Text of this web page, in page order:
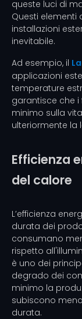
queste luci di
Questi elementi
installazioni
inevitabile.
Ad esempio, il
applicazioni
temperature
garantisce che
minimo sulla
ulteriormente la
Efficienza
del calore
L’efficienza
durata dei
consumano
rispetto
è uno dei
degrado dei
minimo la
subiscono
durata.